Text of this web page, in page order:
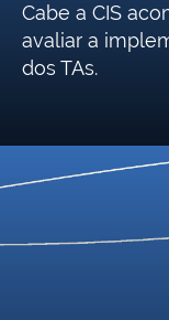
Cabe a CIS
avaliar a
dos TAs.